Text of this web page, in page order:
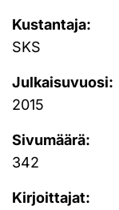
Kustantaja:
SKS
Julkaisuvuosi:
2015
Sivumäärä:
342
Kirjoittajat: